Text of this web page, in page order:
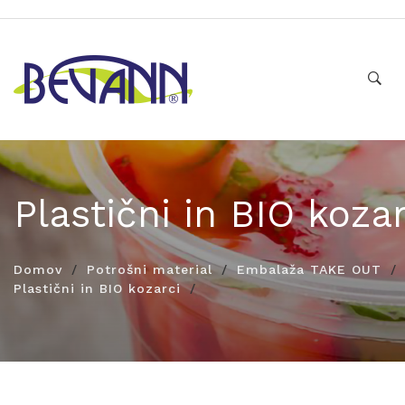
Plastični in BIO
Domov Potrošni material
Embalaža TAKE OUT
Plastični in BIO kozarci